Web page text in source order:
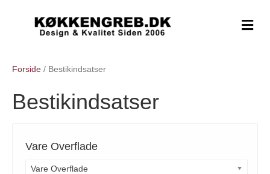
M
e
Forside / Bestikindsatser
Bestikindsatser
Vare Overflade
Vare Overflade